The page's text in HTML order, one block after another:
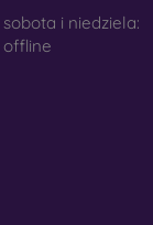
sobota i niedziela:
offline